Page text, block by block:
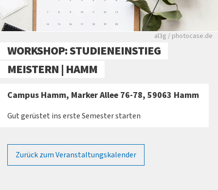
Rote leere
al3g / photocase.de
WORKSHOP: STUDIENEINSTIEG
MEISTERN | HAMM
Campus Hamm, Marker Allee 76-78, 59063 Hamm
Gut gerüstet ins erste Semester starten
Zurück zum Veranstaltungskalender